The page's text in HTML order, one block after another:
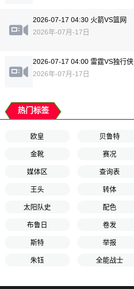
2026-07-17 04:30 火箭VS篮网
2026年-07月-17日
2026-07-17 04:00 雷霆VS独行侠
2026年-07月-17日
热门标签
欧皇 贝鲁特
金靴 赛况
媒体区 查询表
王头 转体
太阳队史 配色
布鲁日 卷发
斯特 举报
朱钰 全能战士